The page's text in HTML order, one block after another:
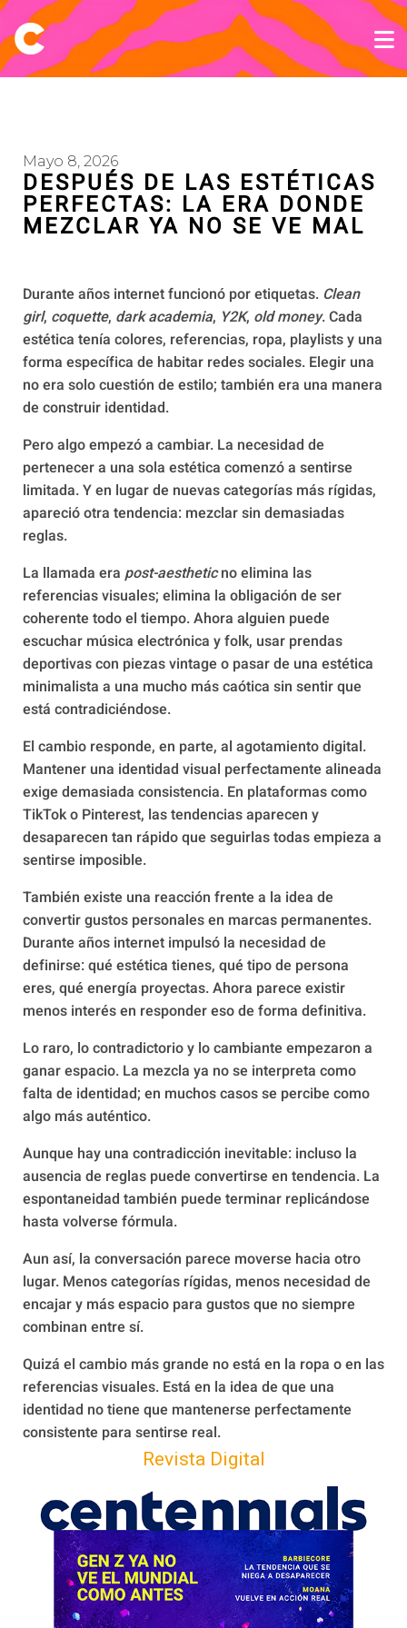
Mayo 8, 2026
DESPUÉS DE LAS ESTÉTICAS
PERFECTAS: LA ERA DONDE
MEZCLAR YA NO SE VE MAL
Durante años internet funcionó por etiquetas. Clean
girl, coquette, dark academia, Y2K, old money. Cada
estética tenía colores, referencias, ropa, playlists y una
forma específica de habitar redes sociales. Elegir una
no era solo cuestión de estilo; también era una manera
de construir identidad.
Pero algo empezó a cambiar. La necesidad de
pertenecer a una sola estética comenzó a sentirse
limitada. Y en lugar de nuevas categorías más rígidas,
apareció otra tendencia: mezclar sin demasiadas
reglas.
La llamada era post-aestheticno elimina las
referencias visuales; elimina la obligación de ser
coherente todo el tiempo. Ahora alguien puede
escuchar música electrónica y folk, usar prendas
deportivas con piezas vintage o pasar de una estética
minimalista a una mucho más caótica sin sentir que
está contradiciéndose.
El cambio responde, en parte, al agotamiento digital.
Mantener una identidad visual perfectamente alineada
exige demasiada consistencia. En plataformas como
TikTok o Pinterest, las tendencias aparecen y
desaparecen tan rápido que seguirlas todas empieza a
sentirse imposible.
También existe una reacción frente a la idea de
convertir gustos personales en marcas permanentes.
Durante años internet impulsó la necesidad de
definirse: qué estética tienes, qué tipo de persona
eres, qué energía proyectas. Ahora parece existir
menos interés en responder eso de forma definitiva.
Lo raro, lo contradictorio y lo cambiante empezaron a
ganar espacio. La mezcla ya no se interpreta como
falta de identidad; en muchos casos se percibe como
algo más auténtico.
Aunque hay una contradicción inevitable: incluso la
ausencia de reglas puede convertirse en tendencia. La
espontaneidad también puede terminar replicándose
hasta volverse fórmula.
Aun así, la conversación parece moverse hacia otro
lugar. Menos categorías rígidas, menos necesidad de
encajar y más espacio para gustos que no siempre
combinan entre sí.
Quizá el cambio más grande no está en la ropa o en las
referencias visuales. Está en la idea de que una
identidad no tiene que mantenerse perfectamente
consistente para sentirse real.
Revista Digital